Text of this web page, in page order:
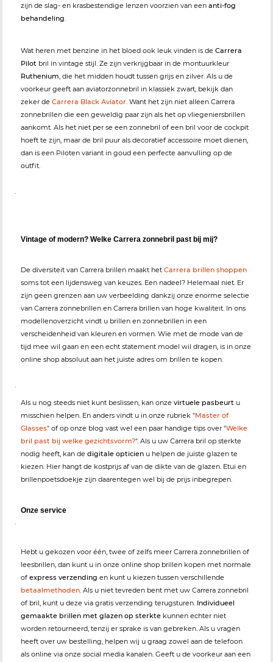
zijn de slag- en krasbestendige lenzen voorzien van een anti-fog
behandeling.
Wat heren met benzine in het bloed ook leuk vinden is de Carrera
Pilot bril in vintage stijl. Ze zijn verkrijgbaar in de montuurkleur
Ruthenium, die het midden houdt tussen grijs en zilver. Als u de
voorkeur geeft aan aviatorzonnebril in klassiek zwart, bekijk dan
zeker de Carrera Black Aviator. Want het zijn niet alleen Carrera
zonnebrillen die een geweldig paar zijn als het op vliegeniersbrillen
aankomt. Als het niet per se een zonnebril of een bril voor de cockpit
hoeft te zijn, maar de bril puur als decoratief accessoire moet dienen,
dan is een Piloten variant in goud een perfecte aanvulling op de
outfit.
.
Vintage of modern? Welke Carrera zonnebril past bij mij?
De diversiteit van Carrera brillen maakt het Carrera brillen shoppen
soms tot een lijdensweg van keuzes. Een nadeel? Helemaal niet. Er
zijn geen grenzen aan uw verbeelding dankzij onze enorme selectie
van Carrera zonnebrillen en Carrera brillen van hoge kwaliteit. In ons
modellenoverzicht vindt u brillen en zonnebrillen in een
verscheidenheid van kleuren en vormen. Wie met de mode van de
tijd mee wil gaan en een echt statement model wil dragen, is in onze
online shop absoluut aan het juiste adres om brillen te kopen.
.
Als u nog steeds niet kunt beslissen, kan onze virtuele pasbeurt u
misschien helpen. En anders vindt u in onze rubriek "Master of
Glasses" of op onze blog vast wel een paar handige tips over "Welke
bril past bij welke gezichtsvorm?". Als u uw Carrera bril op sterkte
nodig heeft, kan de digitale opticien u helpen de juiste glazen te
kiezen. Hier hangt de kostprijs af van de dikte van de glazen. Etui en
brillenpoetsdoekje zijn daarentegen wel bij de prijs inbegrepen.
Onze service
.
Hebt u gekozen voor één, twee of zelfs meer Carrera zonnebrillen of
leesbrillen, dan kunt u in onze online shop brillen kopen met normale
of express verzending en kunt u kiezen tussen verschillende
betaalmethoden. Als u niet tevreden bent met uw Carrera zonnebril
of bril, kunt u deze via gratis verzending terugsturen. Individueel
gemaakte brillen met glazen op sterkte kunnen echter niet
worden retourneerd, tenzij er sprake is van gebreken. Als u vragen
heeft over uw bestelling, helpen wij u graag zowel aan de telefoon
als online via onze social media kanalen. Geeft u de voorkeur aan een